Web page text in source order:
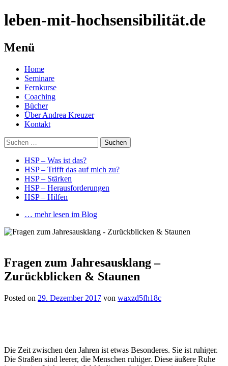
leben-mit-hochsensibilität.de
Menü
Springe
zum
Inhalt
Home
Seminare
Fernkurse
Coaching
Bücher
Über Andrea Kreuzer
Kontakt
Suchen
nach:
HSP – Was ist das?
HSP – Trifft das auf mich zu?
HSP – Stärken
HSP – Herausforderungen
HSP – Hilfen
… mehr lesen im Blog
Fragen zum Jahresausklang –
Zurückblicken & Staunen
Posted on 29. Dezember 2017 von waxzd5fh18c
Die Zeit zwischen den Jahren ist etwas Besonderes. Sie ist ruhiger.
Die Straßen sind leerer, die Menschen ruhiger. Diese äußere Ruhe